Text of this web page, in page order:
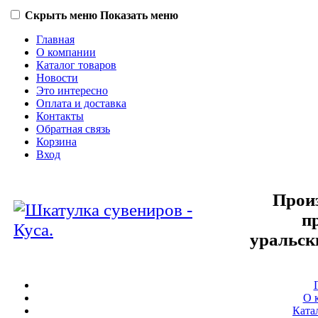
Скрыть меню Показать меню
Главная
О компании
Каталог товаров
Новости
Это интересно
Оплата и доставка
Контакты
Обратная связь
Корзина
Вход
О